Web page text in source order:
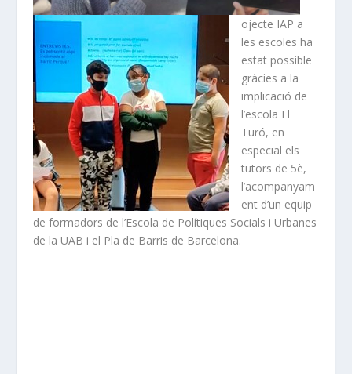
ojecte IAP a
les escoles ha
estat possible
gràcies a la
implicació de
l’escola El
Turó, en
especial els
tutors de 5è,
l’acompanyam
ent d’un equip
de formadors de l’Escola de Polítiques Socials i Urbanes
de la UAB i el Pla de Barris de Barcelona.